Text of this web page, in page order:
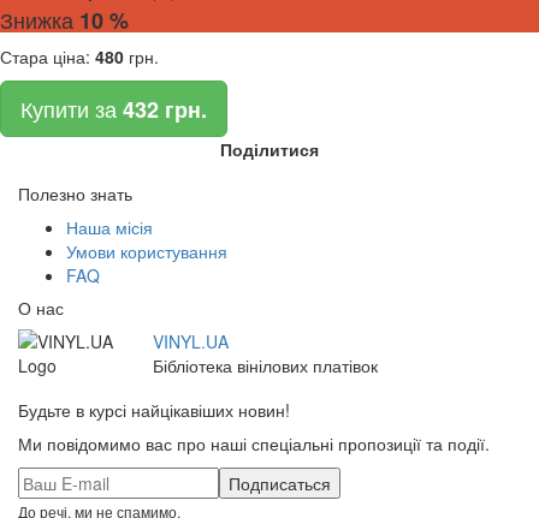
Знижка 10 %
Стара ціна: 480 грн.
Купити за 432 грн.
Поділитися
Полезно знать
Наша місія
Умови користування
FAQ
О нас
VINYL.UA
Бібліотека вінілових платівок
Будьте в курсі найцікавіших новин!
Ми повідомимо вас про наші спеціальні пропозиції та події.
До речі, ми не спамимо.